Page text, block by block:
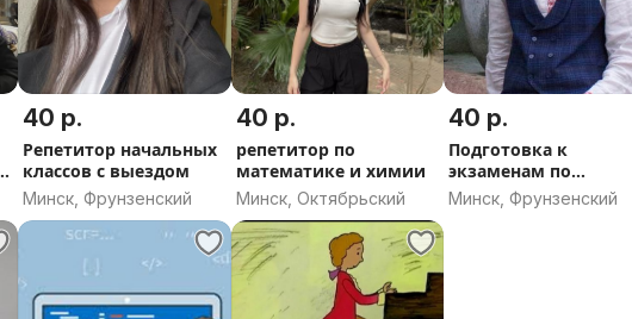
40 р.
Репетитор начальных
классов с выездом
Минск, Фрунзенский
40 р.
репетитор по
математике и химии
Минск, Октябрьский
40 р.
Подготовка к
экзаменам по
математике и
Минск, Фрунзенский